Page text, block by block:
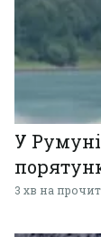
У
3 хв на